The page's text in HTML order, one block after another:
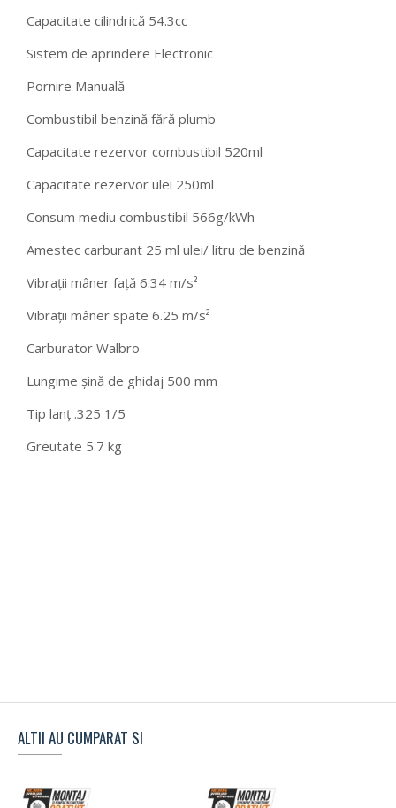
Capacitate cilindrică 54.3cc
Sistem de aprindere Electronic
Pornire Manuală
Combustibil benzină fără plumb
Capacitate rezervor combustibil 520ml
Capacitate rezervor ulei 250ml
Consum mediu combustibil 566g/kWh
Amestec carburant 25 ml ulei/ litru de benzină
Vibraţii mâner faţă 6.34 m/s²
Vibraţii mâner spate 6.25 m/s²
Carburator Walbro
Lungime șină de ghidaj 500 mm
Tip lanț .325 1/5
Greutate 5.7 kg
ALTII AU CUMPARAT SI